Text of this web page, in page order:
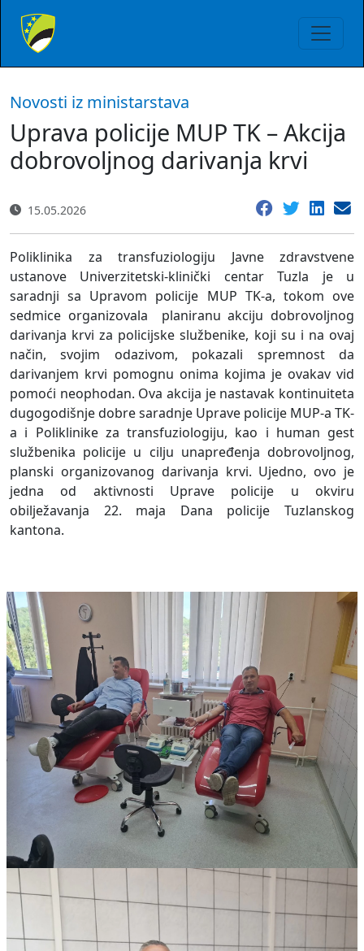
Novosti iz ministarstava
Uprava policije MUP TK – Akcija
dobrovoljnog darivanja krvi
15.05.2026
Poliklinika za transfuziologiju Javne zdravstvene
ustanove Univerzitetski-klinički centar Tuzla je u
saradnji sa Upravom policije MUP TK-a, tokom ove
sedmice organizovala planiranu akciju dobrovoljnog
darivanja krvi za policijske službenike, koji su i na ovaj
način, svojim odazivom, pokazali spremnost da
darivanjem krvi pomognu onima kojima je ovakav vid
pomoći neophodan. Ova akcija je nastavak kontinuiteta
dugogodišnje dobre saradnje Uprave policije MUP-a TK-
a i Poliklinike za transfuziologiju, kao i human gest
službenika policije u cilju unapređenja dobrovoljnog,
planski organizovanog darivanja krvi. Ujedno, ovo je
jedna od aktivnosti Uprave policije u okviru
obilježavanja 22. maja Dana policije Tuzlanskog
kantona.